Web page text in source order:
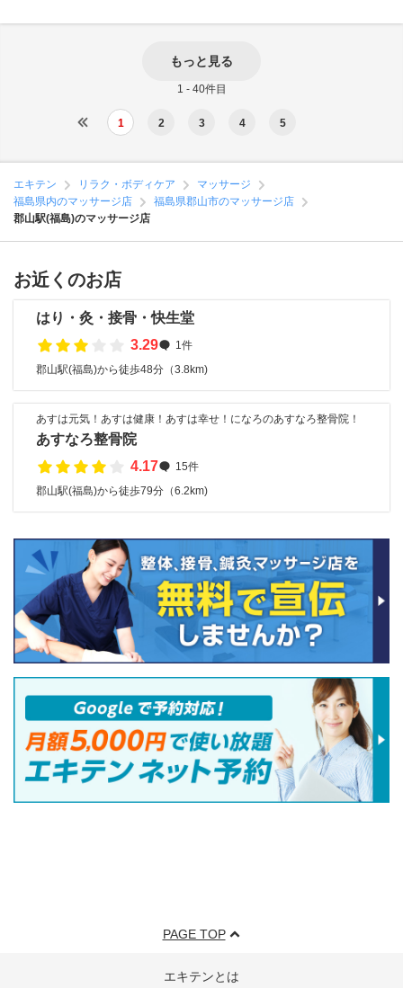
もっと見る
1 - 40件目
1 2 3 4 5
エキテン リラク・ボディケア
マッサージ
福島県内のマッサージ店
福島県郡山市のマッサージ店
郡山駅(福島)のマッサージ店
お近くのお店
はり・灸・接骨・快生堂
3.29
1件
郡山駅(福島)から徒歩48分（3.8km)
あすは元気！あすは健康！あすは幸せ！になろのあすなろ整骨院！
あすなろ整骨院
4.17
15件
郡山駅(福島)から徒歩79分（6.2km)
PAGE TOP
エキテンとは